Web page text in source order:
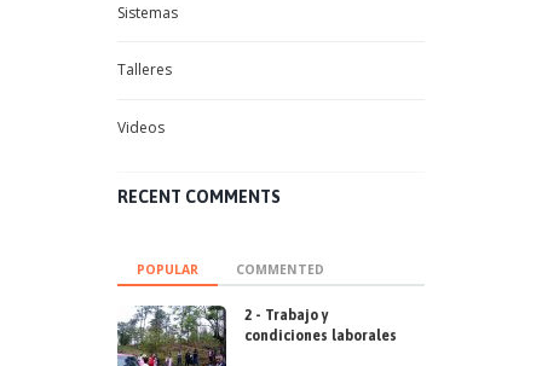
Sistemas
Talleres
Videos
RECENT COMMENTS
POPULAR COMMENTED
2 - Trabajo y
condiciones laborales